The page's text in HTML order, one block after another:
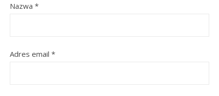
Nazwa *
Adres email *